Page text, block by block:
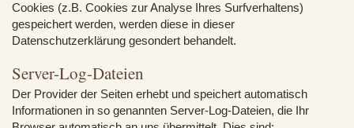
Cookies (z.B. Cookies zur Analyse Ihres Surfverhaltens)
gespeichert werden, werden diese in dieser
Datenschutzerklärung gesondert behandelt.
Server-Log-Dateien
Der Provider der Seiten erhebt und speichert automatisch
Informationen in so genannten Server-Log-Dateien, die Ihr